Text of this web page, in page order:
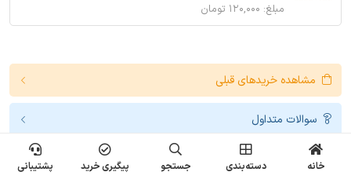
مبلغ: ۱۲۰,۰۰۰ تومان
مشاهده خریدهای قبلی
سوالات متداول
درخواست پشتیبانیخانه دسته‌بندی جستجو پیگیری خرید پشتیبانی